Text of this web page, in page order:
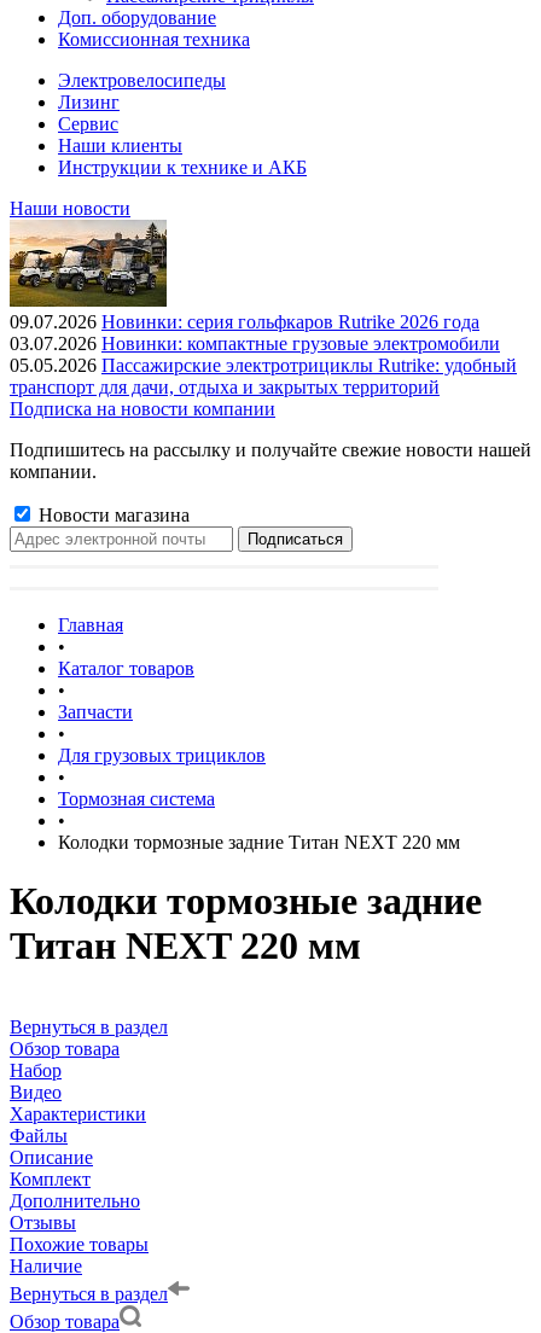
Доп. оборудование
Комиссионная техника
Электровелосипеды
Лизинг
Сервис
Наши клиенты
Инструкции к технике и АКБ
Наши новости
09.07.2026 Новинки: серия гольфкаров Rutrike 2026 года
03.07.2026 Новинки: компактные грузовые электромобили
05.05.2026 Пассажирские электротрициклы Rutrike: удобный
транспорт для дачи, отдыха и закрытых территорий
Подписка на новости компании
Подпишитесь на рассылку и получайте свежие новости нашей
компании.
Новости магазина
Главная
•
Каталог товаров
•
Запчасти
•
Для грузовых трициклов
•
Тормозная система
•
Колодки тормозные задние Титан NEXT 220 мм
Колодки тормозные задние
Титан NEXT 220 мм
Вернуться в раздел
Обзор товара
Набор
Видео
Характеристики
Файлы
Описание
Комплект
Дополнительно
Отзывы
Похожие товары
Наличие
Вернуться в раздел
Обзор товара